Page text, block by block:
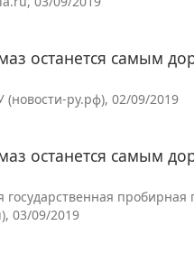
останется самым
(новости-ру.рф), 02/09/2019
останется самым
государственная пробирная
03/09/2019